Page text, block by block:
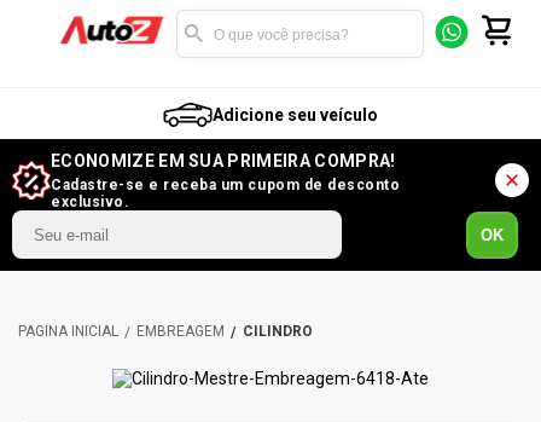
Adicione seu veículo
ECONOMIZE EM SUA PRIMEIRA COMPRA!
Cadastre-se e receba um cupom de desconto
exclusivo.
OK
EMBREAGEM CILINDRO